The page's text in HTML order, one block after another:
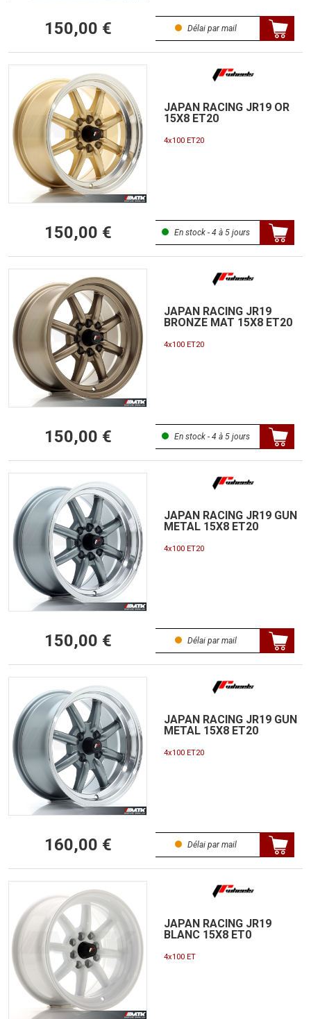
150,00 € Délai par mail
JAPAN RACING JR19 OR
15X8 ET20
4x100 ET20
150,00 € En stock - 4 à 5 jours
JAPAN RACING JR19
BRONZE MAT 15X8 ET20
4x100 ET20
150,00 € En stock - 4 à 5 jours
JAPAN RACING JR19 GUN
METAL 15X8 ET20
4x100 ET20
150,00 € Délai par mail
JAPAN RACING JR19 GUN
METAL 15X8 ET20
4x100 ET20
160,00 € Délai par mail
JAPAN RACING JR19
BLANC 15X8 ET0
4x100 ET